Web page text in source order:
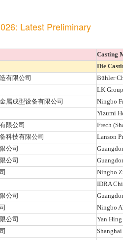
Latest Preliminary
Casting
Die
有限公司
Bühler
LK Group
属成型设备有限公司
Ningbo
Yizumi
限公司
Frech
科技有限公司
Lanson
公司
公司
Ningbo
IDRA
公司
Ningbo
公司
Yan